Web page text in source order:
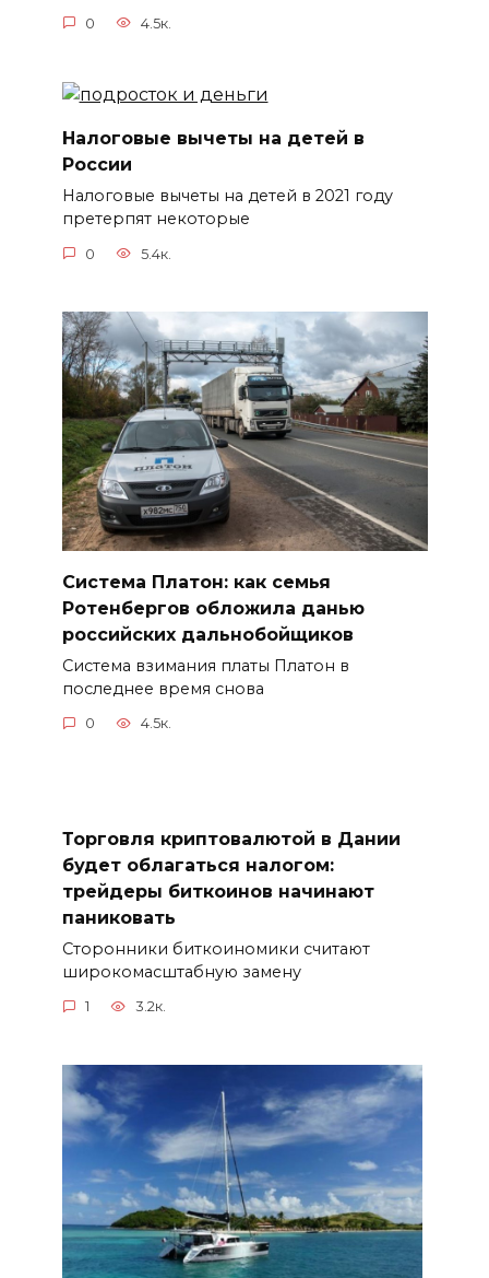
0 4.5к.
Налоговые вычеты на детей в
России
Налоговые вычеты на детей в 2021 году
претерпят некоторые
0 5.4к.
Система Платон: как семья
Ротенбергов обложила данью
российских дальнобойщиков
Система взимания платы Платон в
последнее время снова
0 4.5к.
Торговля криптовалютой в Дании
будет облагаться налогом:
трейдеры биткоинов начинают
паниковать
Сторонники биткоиномики считают
широкомасштабную замену
1 3.2к.